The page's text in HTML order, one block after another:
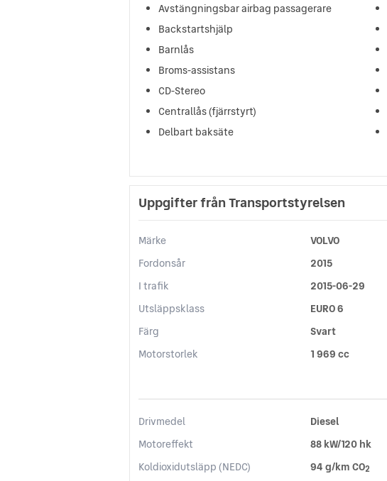
Avstängningsbar airbag passagerare
Backstartshjälp
Barnlås
Broms-assistans
CD-Stereo
Centrallås (fjärrstyrt)
Delbart baksäte
Uppgifter från Transportstyrelsen
Märke
VOLVO
Fordonsår
2015
I trafik
2015-06-29
Utsläppsklass
EURO 6
Färg
Svart
Motorstorlek
1 969 cc
Drivmedel
Diesel
Motoreffekt
88 kW/120 hk
Koldioxidutsläpp (NEDC)
94 g/km CO2